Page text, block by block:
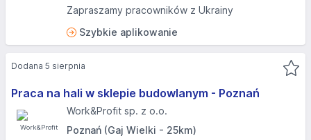
Zapraszamy pracowników z Ukrainy
Szybkie aplikowanie
Praca na hali w sklepie budowlanym - Poznań
Work&Profit sp. z o.o.
Poznań (Gaj Wielki - 25km)
Dodana 5 sierpnia